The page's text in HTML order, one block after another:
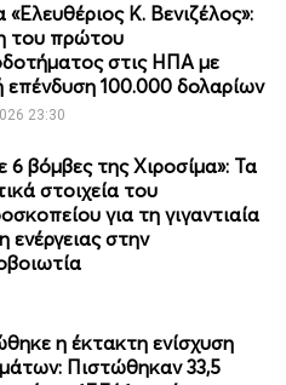
«Ελευθέριος Κ. Βενιζέλος»:
του πρώτου
στις ΗΠΑ με
επένδυση 100.000 δολαρίων
23:30
6 βόμβες της Χιροσίμα»: Τα
στοιχεία του
για τη γιγαντιαία
ενέργειας στην
η έκτακτη ενίσχυση
Πιστώθηκαν 33,5